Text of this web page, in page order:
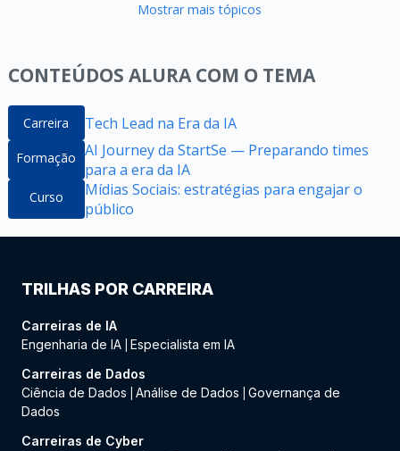
Mostrar mais tópicos
CONTEÚDOS ALURA COM O TEMA
Carreira Tech Lead na Era da IA
Formação AI Journey da StartSe — Preparando times
para a era da IA
Curso
Mídias Sociais: estratégias para engajar o
público
TRILHAS POR CARREIRA
Carreiras de IA
Engenharia de IA Especialista em IA
Carreiras de Dados
Ciência de Dados
Análise de Dados
Governança de
Dados
Carreiras de Cyber